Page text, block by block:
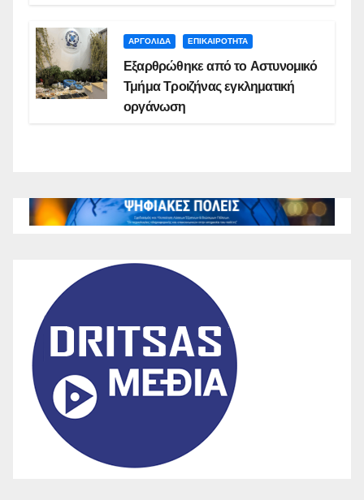
ΑΡΓΟΛΙΔΑ ΕΠΙΚΑΙΡΟΤΗΤΑ
Εξαρθρώθηκε από το Αστυνομικό
Τμήμα Τροιζήνας εγκληματική
οργάνωση